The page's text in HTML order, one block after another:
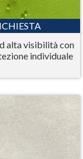
alta visibilità con
individuale